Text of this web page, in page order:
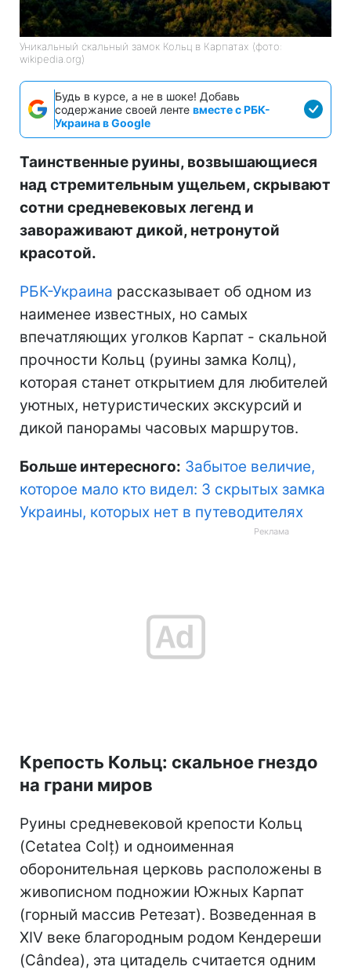
Уникальный скальный замок Кольц в Карпатах (фото:
wikipedia.org)
Будь в курсе, а не в шоке! Добавь
содержание своей ленте вместе с РБК-
Украина в Google
Таинственные руины, возвышающиеся
над стремительным ущельем, скрывают
сотни средневековых легенд и
завораживают дикой, нетронутой
красотой.
РБК-Украина рассказывает об одном из
наименее известных, но самых
впечатляющих уголков Карпат - скальной
прочности Кольц (руины замка Колц),
которая станет открытием для любителей
уютных, нетуристических экскурсий и
дикой панорамы часовых маршрутов.
Больше интересного: Забытое величие,
которое мало кто видел: 3 скрытых замка
Украины, которых нет в путеводителях
Крепость Кольц: скальное гнездо
на грани миров
Руины средневековой крепости Кольц
(Cetatea Colț) и одноименная
оборонительная церковь расположены в
живописном подножии Южных Карпат
(горный массив Ретезат). Возведенная в
XIV веке благородным родом Кендереши
(Cândea), эта цитадель считается одним